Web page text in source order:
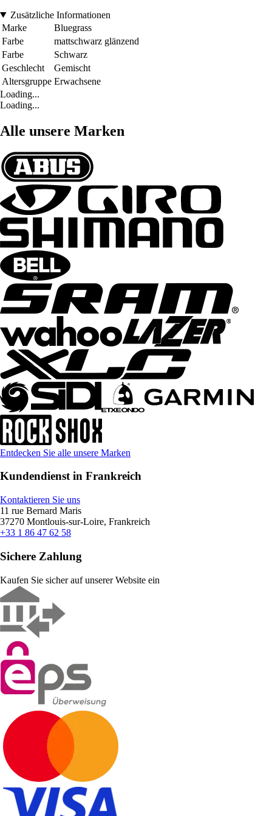
Zusätzliche Informationen
Marke
Bluegrass
Farbe
mattschwarz glänzend
Farbe
Schwarz
Geschlecht
Gemischt
Altersgruppe Erwachsene
Loading...
Loading...
Alle unsere Marken
Entdecken Sie alle unsere Marken
Kundendienst in Frankreich
Kontaktieren Sie uns
11 rue Bernard Maris
37270 Montlouis-sur-Loire, Frankreich
+33 1 86 47 62 58
Sichere Zahlung
Kaufen Sie sicher auf unserer Website ein